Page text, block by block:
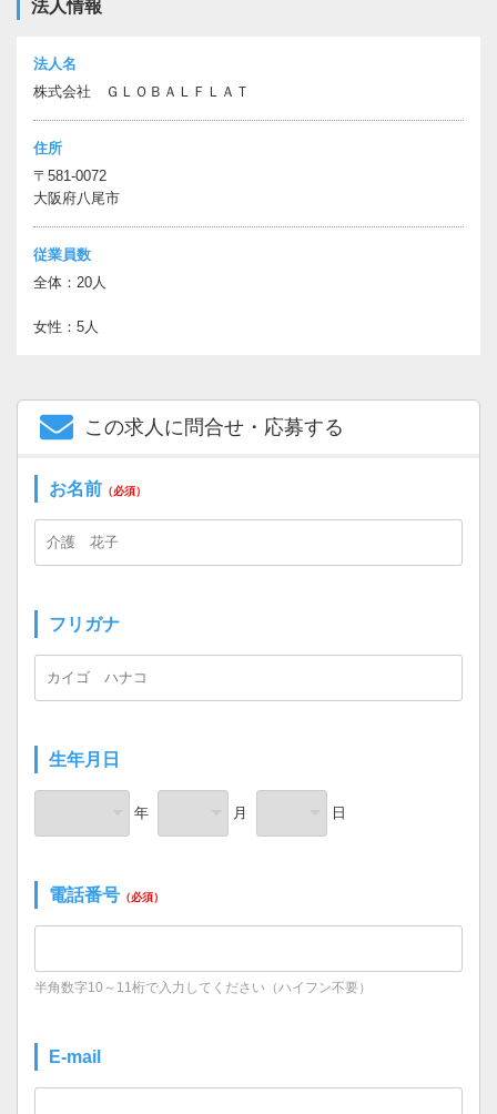
法人情報
法人名
株式会社 ＧＬＯＢＡＬＦＬＡＴ
住所
〒581-0072
大阪府八尾市
従業員数
全体：20人
女性：5人
この求人に問合せ・応募する
お名前 （必須）
フリガナ
生年月日
年 月 日
電話番号 （必須）
半角数字10～11桁で入力してください（ハイフン不要）
E-mail